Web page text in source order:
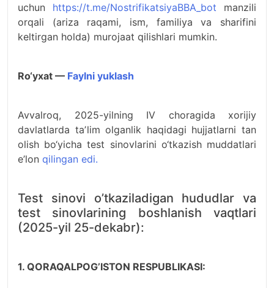
uchun https://t.me/NostrifikatsiyaBBA_bot manzili
orqali (ariza raqami, ism, familiya va sharifini
keltirgan holda) murojaat qilishlari mumkin.
Ro‘yxat — Faylni yuklash
Avvalroq, 2025-yilning IV choragida xorijiy
davlatlarda taʼlim olganlik haqidagi hujjatlarni tan
olish bo‘yicha test sinovlarini o‘tkazish muddatlari
e’lon qilingan edi.
Test sinovi o’tkaziladigan hududlar va
test sinovlarining boshlanish vaqtlari
(2025-yil 25-dekabr):
1. QORAQALPOG’ISTON RESPUBLIKASI: